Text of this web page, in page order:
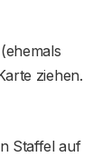
ziehen.
Staffel auf